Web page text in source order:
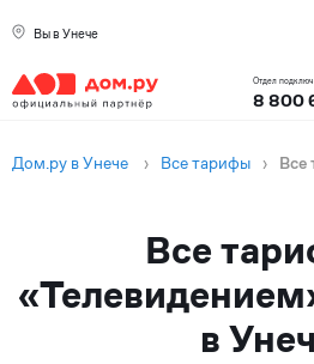
Вы в Унече
Отдел
8 800
Дом.ру в Унече › Все тарифы › Все
Все
в